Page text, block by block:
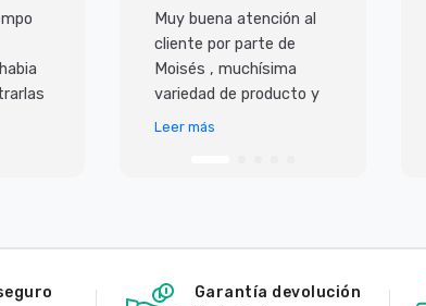
Muy buena atención al
cliente por parte de
Moisés , muchísima
variedad de producto y
lo mejor es que todo
Leer más
Garantía devolución